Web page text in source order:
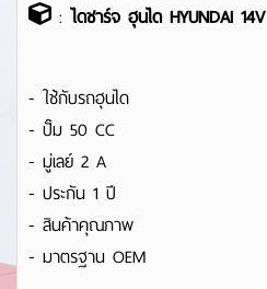
: ไดชาร์จ ฮุนได HYUNDAI
- ใช้กับรถฮุนได
- ปั๊ม 50 CC
- มู่เลย์ 2 A
- ประกัน 1 ปี
- สินค้าคุณภาพ
- มาตรฐาน OEM